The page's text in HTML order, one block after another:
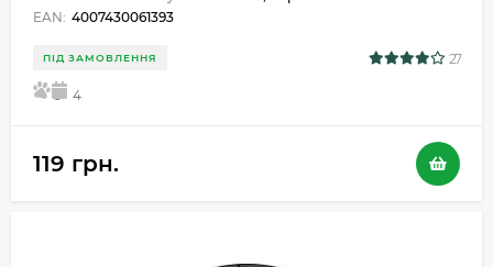
EAN: 4007430061393
ПІД ЗАМОВЛЕННЯ 27
5 4
119 грн.